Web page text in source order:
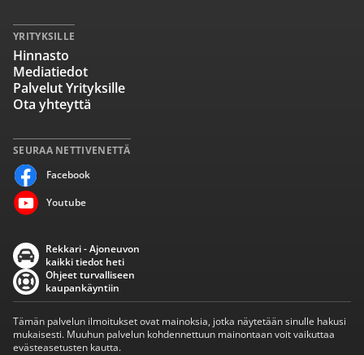
SEURAA NETTIVENETTÄ
Facebook
Youtube
YRITYKSILLE
Hinnasto
Mediatiedot
Palvelut Yrityksille
Ota yhteyttä
Rekkari - Ajoneuvon
kaikki tiedot heti
Ohjeet turvalliseen
kaupankäyntiin
Tämän palvelun ilmoitukset ovat mainoksia, jotka näytetään sinulle hakusi
mukaisesti. Muuhun palvelun kohdennettuun mainontaan voit vaikuttaa
evästeasetusten kautta.